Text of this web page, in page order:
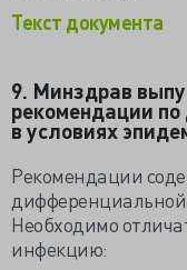
Текст документа
9. Минздрав
рекомендации
в условиях
Рекомендации
дифференциальной
Необходимо
инфекцию: